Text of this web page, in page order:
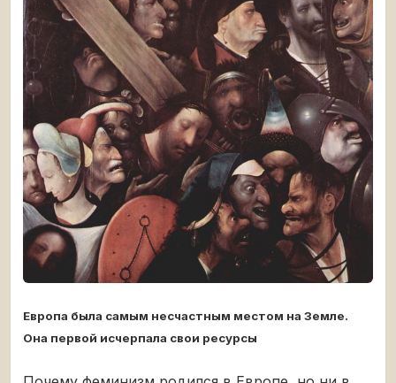
Европа была самым несчастным местом на Земле.
Она первой исчерпала свои ресурсы